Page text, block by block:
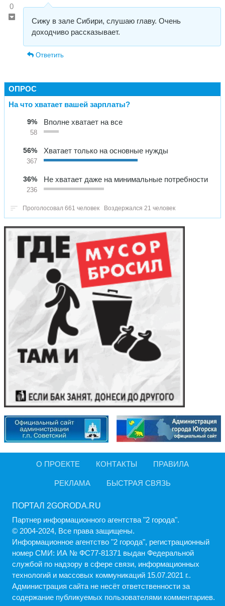
0
Сижу в зале Сибири, слушаю главу. Очень
доходчиво рассказывает.
Ответить
ОПРОС
На что хватает вашей зарплаты?
9%
58
Вполне хватает на все
56%
367
Хватает только на основные нужды
36%
236
Не хватает даже на минимальные потребности
Проголосовал 661 человек Воздержался 21 человек
О ПРОЕКТЕ КОНТАКТЫ ПРАВИЛА
РЕКЛАМА БЫСТРАЯ СВЯЗЬ
ПОРТАЛ 2GORODA.RU
Партнер информационного агентства "2 города".
© 2004-2024, Все права защищены.
Информационное агентство "2 города", регистрационный
номер СМИ: ИА № ФС77-81371 выдан Федеральной
службой по надзору в сфере связи, информационных
технологий и массовых коммуникаций 15.07.2021 г..
Администрация cайта не несёт ответственности за
содержание публикуемых пользователями комментариев.